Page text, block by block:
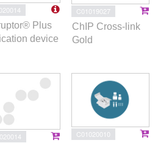
Plus
device
C01019027
ChIP Cross-link
Gold
C01020010